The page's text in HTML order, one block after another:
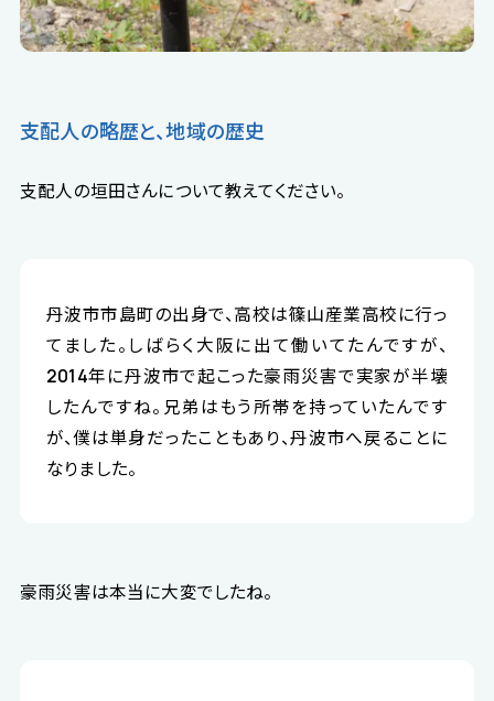
支配人の略歴と、地域の歴史
支配人の垣田さんについて教えてください。
丹波市市島町の出身で、高校は篠山産業高校に行っ
てました。しばらく大阪に出て働いてたんですが、
2014年に丹波市で起こった豪雨災害で実家が半壊
したんですね。兄弟はもう所帯を持っていたんです
が、僕は単身だったこともあり、丹波市へ戻ることに
なりました。
豪雨災害は本当に大変でしたね。